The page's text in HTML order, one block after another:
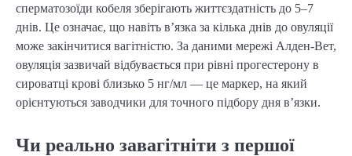
сперматозоїди кобеля зберігають життєздатність до 5–7
днів. Це означає, що навіть в’язка за кілька днів до овуляції
може закінчитися вагітністю. За даними мережі Алден-Вет,
овуляція зазвичай відбувається при рівні прогестерону в
сироватці крові близько 5 нг/мл — це маркер, на який
орієнтуються заводчики для точного підбору дня в’язки.
Чи реально завагітніти з першої